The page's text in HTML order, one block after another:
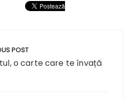
POST
o carte care te învață